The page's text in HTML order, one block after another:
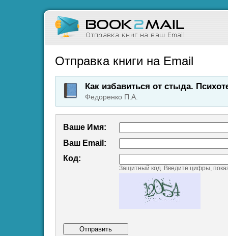
Отправка книги на Email
Как избавиться от стыда.
Федоренко П.А.
Ваше Имя:
Ваш Emаil:
Код:
Защитный код. Введите цифры,